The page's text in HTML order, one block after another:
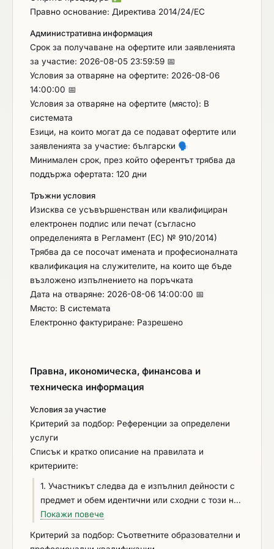
Правно основание: Директива 2014/24/ЕС
Административна информация
Срок за получаване на офертите или заявленията
за участие: 2026-08-05 23:59:59 📅
Условия за отваряне на офертите: 2026-08-06
14:00:00 📅
Условия за отваряне на офертите (място): В
системата
Езици, на които могат да се подават офертите или
заявленията за участие: български 🗣️
Минимален срок, през който оферентът трябва да
поддържа офертата: 120 дни
Тръжни условия
Изисква се усъвършенстван или квалифициран
електронен подпис или печат (съгласно
определенията в Регламент (ЕС) № 910/2014)
Трябва да се посочат имената и професионалната
квалификация на служителите, на които ще бъде
възложено изпълнението на поръчката
Дата на отваряне: 2026-08-06 14:00:00 📅
Място: В системата
Електронно фактуриране: Разрешено
Правна, икономическа, финансова и
техническа информация
Условия за участие
Критерий за подбор: Референции за определени
услуги
Списък и кратко описание на правилата и
критериите:
1. Участникът следва да е изпълнил дейности с
предмет и обем идентични или сходни с този на
поръчката, за последните три години от датата
Възложителя не поставя изискване за обема на
Покажи повече
Критерий за подбор: Съответните образователни и